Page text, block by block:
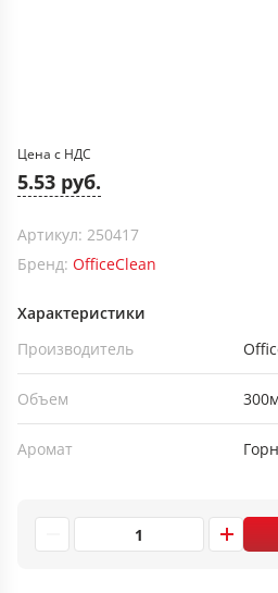
Цена с НДС
5.53 руб.
Артикул: 250417
Бренд: OfficeClean
Характеристики
Производитель
Объем
Аромат